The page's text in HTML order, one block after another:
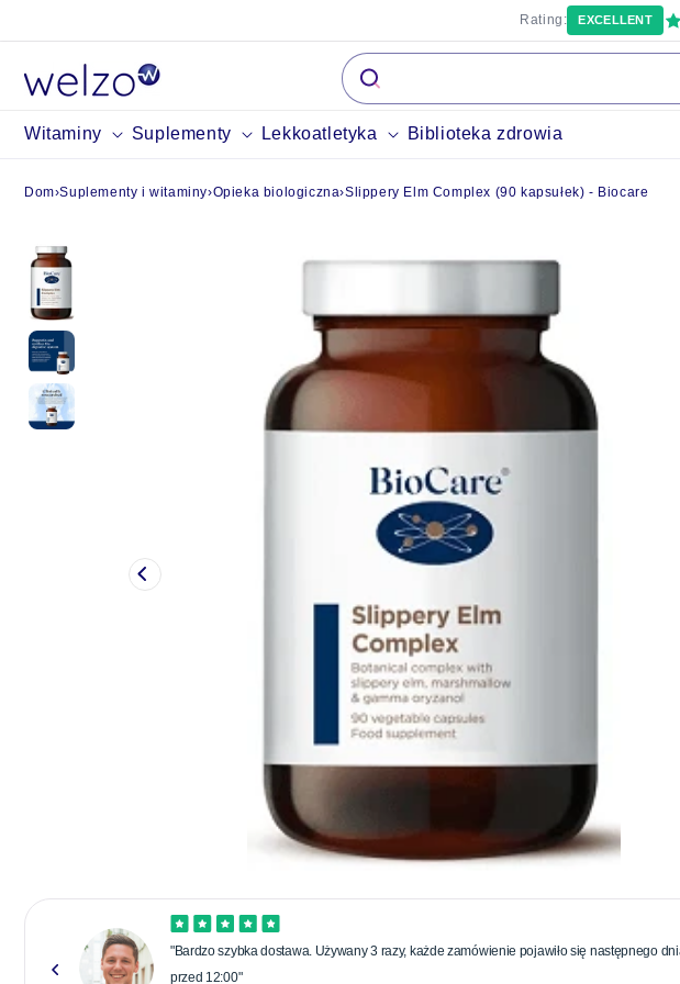
Witaminy Suplementy Lekkoatletyka Biblioteka zdrowia
Rating: EXCELLENT
Dom›Suplementy i witaminy›Opieka biologiczna›Slippery Elm Complex (90 kapsułek) - Biocare
"Bardzo szybka dostawa. Używany 3 razy, każde zamówienie pojawiło się następnego
przed 12:00"